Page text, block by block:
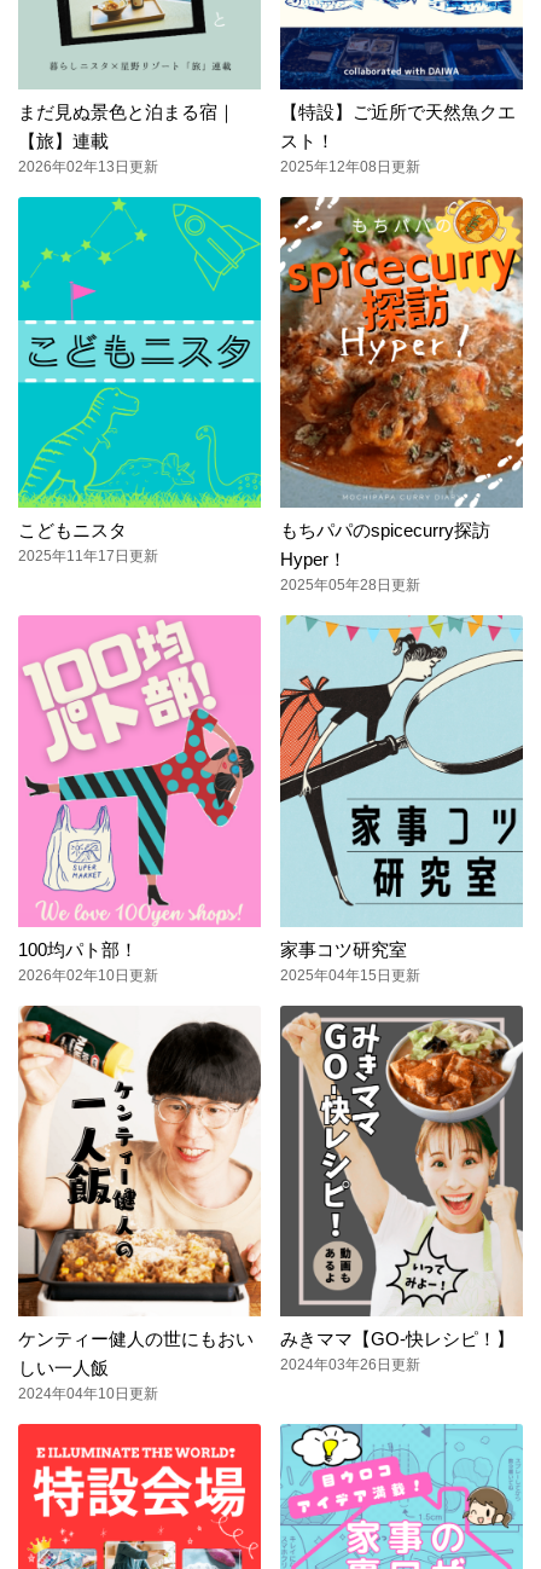
まだ見ぬ景色と泊まる宿｜
【旅】連載
2026年02年13日更新
【特設】ご近所で天然魚クエ
スト！
2025年12年08日更新
こどもニスタ
2025年11年17日更新
もちパパのspicecurry探訪
Hyper！
2025年05年28日更新
100均パト部！
2026年02年10日更新
家事コツ研究室
2025年04年15日更新
ケンティー健人の世にもおい
しい一人飯
2024年04年10日更新
みきママ【GO-快レシピ！】
2024年03年26日更新